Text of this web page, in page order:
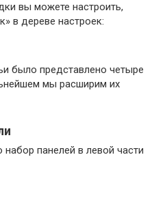
вы можете настроить,
в дереве настроек:
было представлено четыре
мы расширим их
панелей в левой части